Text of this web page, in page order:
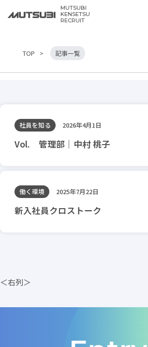
MUTSUBI
KENSETSU
RECRUIT
TOP 記事一覧
社員を知る 2026年4月1日
Vol. 管理部｜中村 桃子
働く環境 2025年7月22日
新入社員クロストーク
＜右列＞